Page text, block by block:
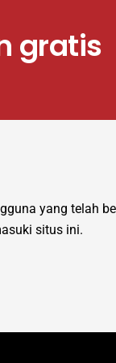
gratis
yang telah
situs ini.